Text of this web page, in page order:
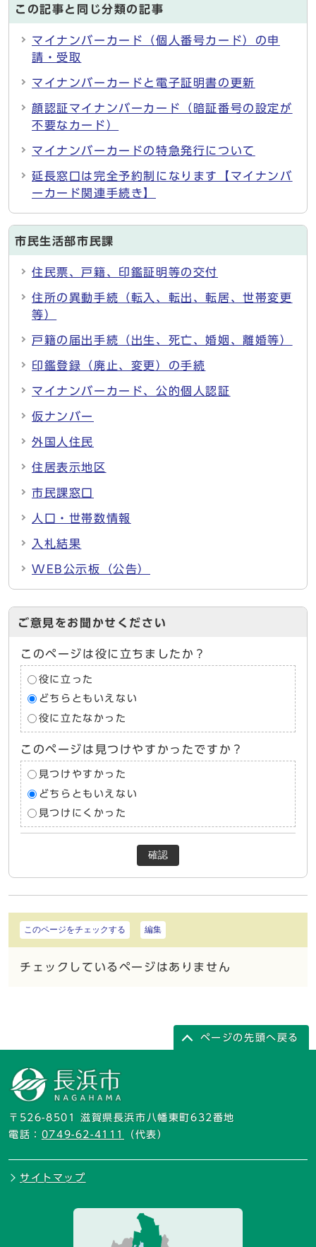
この記事と同じ分類の記事
マイナンバーカード（個人番号カード）の申
請・受取
マイナンバーカードと電子証明書の更新
顔認証マイナンバーカード（暗証番号の設定が
不要なカード）
マイナンバーカードの特急発行について
延長窓口は完全予約制になります【マイナンバ
ーカード関連手続き】
市民生活部市民課
住民票、戸籍、印鑑証明等の交付
住所の異動手続（転入、転出、転居、世帯変更
等）
戸籍の届出手続（出生、死亡、婚姻、離婚等）
印鑑登録（廃止、変更）の手続
マイナンバーカード、公的個人認証
仮ナンバー
外国人住民
住居表示地区
市民課窓口
人口・世帯数情報
入札結果
WEB公示板（公告）
ご意見をお聞かせください
このページは役に立ちましたか？
役に立った
どちらともいえない
役に立たなかった
このページは見つけやすかったですか？
見つけやすかった
どちらともいえない
見つけにくかった
確認
このページをチェックする 編集
チェックしているページはありません
ページの先頭へ戻る
〒526-8501 滋賀県長浜市八幡東町632番地
電話： 0749-62-4111 （代表）
サイトマップ